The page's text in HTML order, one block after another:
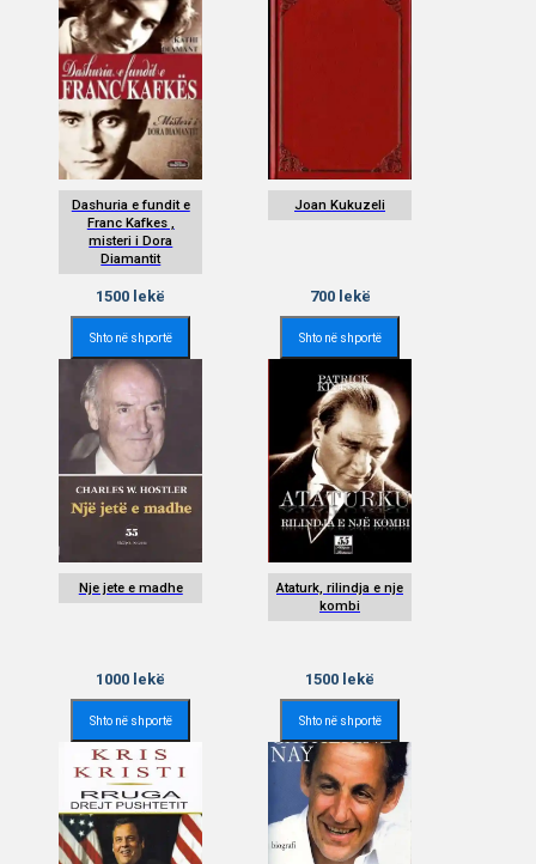
Dashuria e fundit e
Franc Kafkes ,
misteri i Dora
Diamantit
1500 lekë
Shto në shportë
Joan Kukuzeli
700lekë
Shto në shportë
Nje jete e madhe
1000 lekë
Shto në shportë
Ataturk, rilindja e nje
kombi
1500 lekë
Shto në shportë